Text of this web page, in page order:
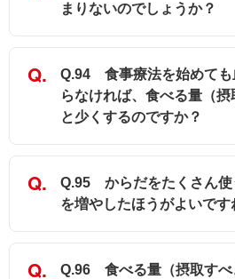
まりないのでしょうか？
Q.94 食事療法を始めても
らなければ、食べる量（
と少くするのですか？
Q.95 からだをたくさん使
を増やしたほうがよいです
Q.96 食べる量（摂取すべ